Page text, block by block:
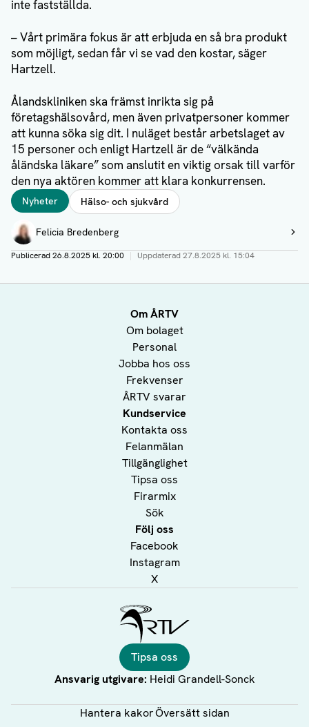
inte fastställda.
– Vårt primära fokus är att erbjuda en så bra produkt
som möjligt, sedan får vi se vad den kostar, säger
Hartzell.
Ålandskliniken ska främst inrikta sig på
företagshälsovård, men även privatpersoner kommer
att kunna söka sig dit. I nuläget består arbetslaget av
15 personer och enligt Hartzell är de “välkända
åländska läkare” som anslutit en viktig orsak till varför
den nya aktören kommer att klara konkurrensen.
Taggar
Nyheter Hälso- och sjukvård
Författare
Felicia Bredenberg
Visa profil
Publicerad26.8.2025 kl. 20:00 | Uppdaterad27.8.2025 kl. 15:04
Om ÅRTV
Om bolaget
Personal
Jobba hos oss
Frekvenser
ÅRTV svarar
Kundservice
Kontakta oss
Felanmälan
Tillgänglighet
Tipsa oss
Firarmix
Sök
Följ oss
Facebook
Instagram
X
Tipsa oss
Ansvarig utgivare: Heidi Grandell-Sonck
Hantera kakorÖversätt sidan